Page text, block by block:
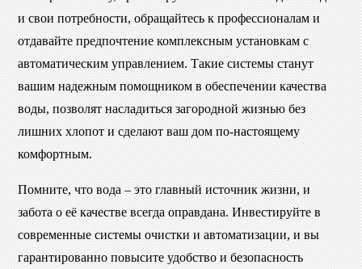
и свои потребности, обращайтесь к профессионалам и
отдавайте предпочтение комплексным установкам с
автоматическим управлением. Такие системы станут
вашим надежным помощником в обеспечении качества
воды, позволят насладиться загородной жизнью без
лишних хлопот и сделают ваш дом по-настоящему
комфортным.
Помните, что вода – это главный источник жизни, и
забота о её качестве всегда оправдана. Инвестируйте в
современные системы очистки и автоматизации, и вы
гарантированно повысите удобство и безопасность